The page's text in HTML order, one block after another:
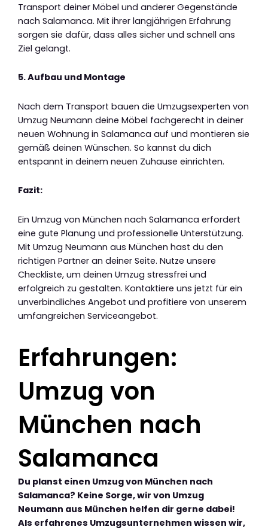
Transport deiner Möbel und anderer Gegenstände
nach Salamanca. Mit ihrer langjährigen Erfahrung
sorgen sie dafür, dass alles sicher und schnell ans
Ziel gelangt.
5. Aufbau und Montage
Nach dem Transport bauen die Umzugsexperten von
Umzug Neumann deine Möbel fachgerecht in deiner
neuen Wohnung in Salamanca auf und montieren sie
gemäß deinen Wünschen. So kannst du dich
entspannt in deinem neuen Zuhause einrichten.
Fazit:
Ein Umzug von München nach Salamanca erfordert
eine gute Planung und professionelle Unterstützung.
Mit Umzug Neumann aus München hast du den
richtigen Partner an deiner Seite. Nutze unsere
Checkliste, um deinen Umzug stressfrei und
erfolgreich zu gestalten. Kontaktiere uns jetzt für ein
unverbindliches Angebot und profitiere von unserem
umfangreichen Serviceangebot.
Erfahrungen:
Umzug von
München nach
Salamanca
Du planst einen Umzug von München nach
Salamanca? Keine Sorge, wir von Umzug
Neumann aus München helfen dir gerne dabei!
Als erfahrenes Umzugsunternehmen wissen wir,